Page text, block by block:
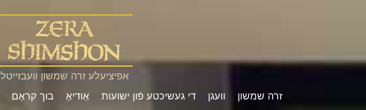
אפיציעלע זרה שמשון וועבזייטל
זרה שמשון
וועגן די געשיכטע פֿון ישועות אַודיאָ בוך קראָם